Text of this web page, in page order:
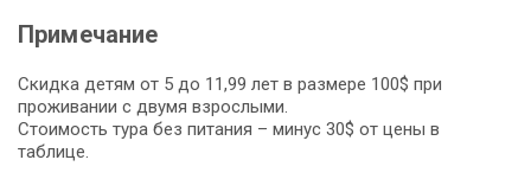
Примечание
Скидка детям от 5 до 11,99 лет в размере 100$ при
проживании с двумя взрослыми.
Стоимость тура без питания – минус 30$ от цены в
таблице.